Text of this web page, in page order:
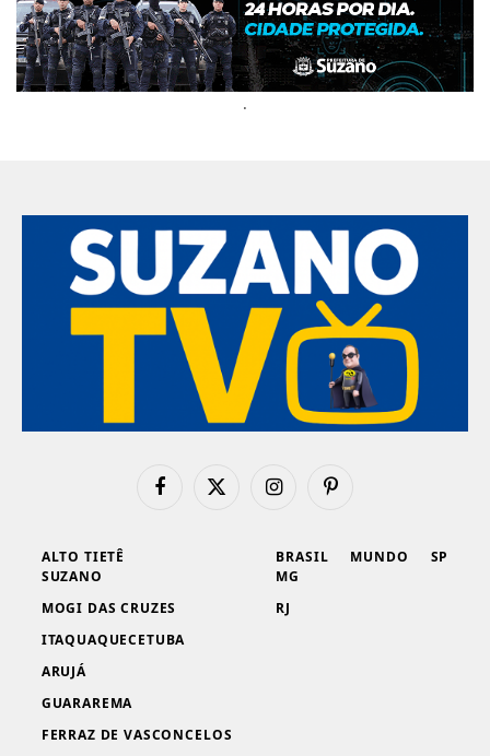
.
FacebookX
InstagramPinterest
ALTO TIETÊ
SUZANO
MOGI DAS CRUZES
ITAQUAQUECETUBA
ARUJÁ
GUARAREMA
FERRAZ DE VASCONCELOS
BRASIL
MG
RJ
MUNDO SP